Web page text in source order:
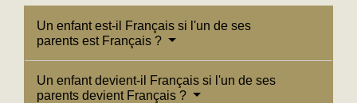
Un enfant est-il Français si l'un de ses
parents est Français ?
Un enfant devient-il Français si l'un de ses
parents devient Français ?